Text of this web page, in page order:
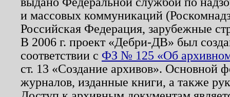
и массовых коммуникаций
Российская Федерация, зарубежные
В 2006 г. проект «Дебри-ДВ» был
соответствии с ФЗ № 125 «Об
ст. 13 «Создание архивов». Основной
журналов, изданные книги, а также